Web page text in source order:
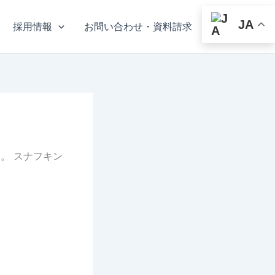
採用情報 お問い合わせ・資料請求 JA
スナフキン